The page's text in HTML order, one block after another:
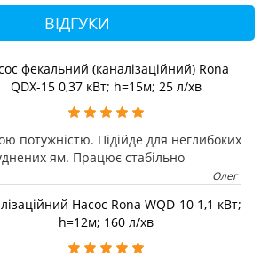
ВІДГУКИ
фекальний (каналізаційний) Rona
QDX-15 0,37 кВт; h=15м; 25 л/хв
потужністю. Підійде для неглибоких
ям. Працює стабільно
Олег
Насос Rona WQD-10 1,1 кВт;
h=12м; 160 л/хв